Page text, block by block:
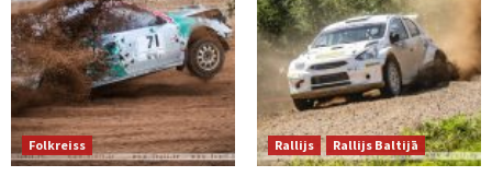
Folkreiss Rallijs Rallijs Baltijā